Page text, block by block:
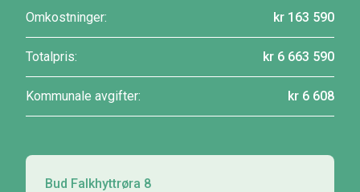
Omkostninger: kr 163 590
Totalpris: kr 6 663 590
Kommunale avgifter: kr 6 608
Bud Falkhyttrøra 8